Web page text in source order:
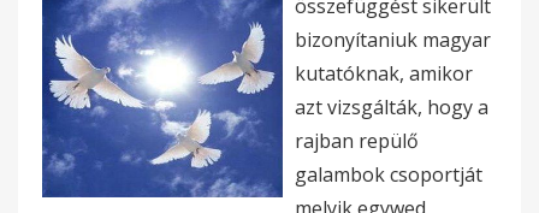
összefüggést sikerült
bizonyítaniuk magyar
kutatóknak, amikor
azt vizsgálták, hogy a
rajban repülő
galambok csoportját